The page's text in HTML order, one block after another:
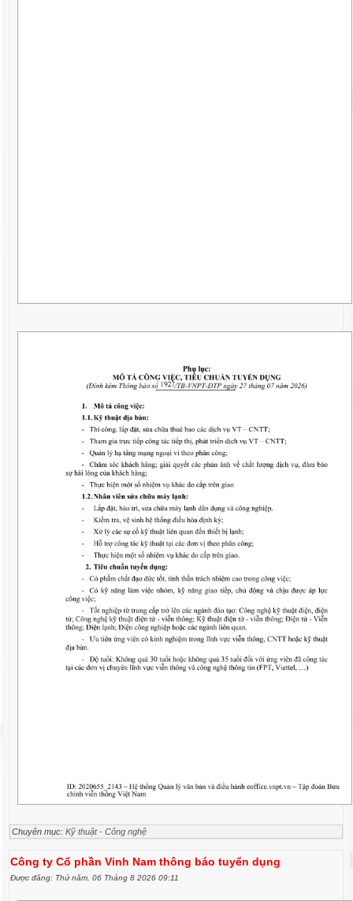
Chuyên mục:Kỹ thuật - Công nghệ
Công ty Cổ phần Vinh Nam thông báo tuyển dụng
Được đăng: Thứ năm, 06 Tháng 8 2026 09:11